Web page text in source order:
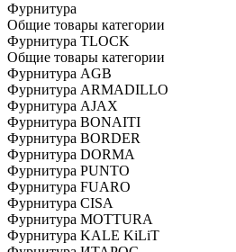
Фурнитура
Общие товары категории
Фурнитура TLOCK
Общие товары категории
Фурнитура AGB
Фурнитура ARMADILLO
Фурнитура AJAX
Фурнитура BONAITI
Фурнитура BORDER
Фурнитура DORMA
Фурнитура PUNTO
Фурнитура FUARO
Фурнитура CISA
Фурнитура MOTTURA
Фурнитура KALE KiLiT